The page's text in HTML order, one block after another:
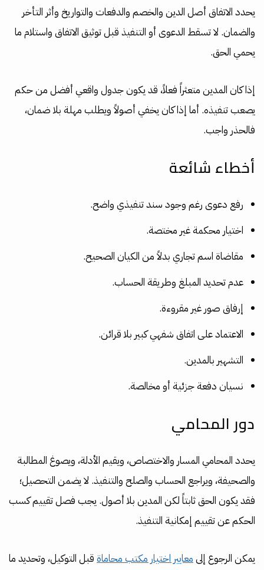
يحدد الاتفاق أصل الدين والخصم والدفعات والتواريخ وأثر التأخر
والضمان. لا تسقط الدعوى أو التنفيذ قبل توثيق الاتفاق واستلام ما
يحمي الحق.
إذا كان المدين متعثراً فعلاً، قد يكون جدول واقعي أفضل من حكم
يصعب تنفيذه. أما إذا كان يخفي أصولاً ويطلب مهلة بلا ضمان،
فالحذر واجب.
أخطاء شائعة
رفع دعوى رغم وجود سند تنفيذي واضح.
اختيار محكمة غير مختصة.
مقاضاة اسم تجاري بدلاً من الكيان الصحيح.
عدم تحديد المبلغ وطريقة الحساب.
إرفاق صور غير مقروءة.
الاعتماد على اتفاق شفهي كبير بلا قرائن.
التشهير بالمدين.
نسيان دفعة جزئية أو مخالصة.
دور المحامي
يحدد المحامي المسار والاختصاص، ويقيم الأدلة، ويصوغ المطالبة
والصحيفة، ويراجع الحساب والصلح والتنفيذ. لا يضمن التحصيل؛
فقد يكون الحق ثابتاً لكن المدين بلا أصول. يجب فصل تقييم كسب
الحكم عن تقييم إمكانية التنفيذ.
يمكن الرجوع إلى معايير اختيار مكتب محاماة قبل التوكيل، وتحديد ما